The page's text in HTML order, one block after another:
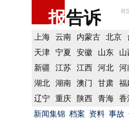
报告诉
上海 云南 内蒙古 北京
天津
宁夏 安徽 山东 山
新疆
江苏 江西 河北 河
湖北
湖南 澳门 甘肃 福
辽宁
重庆 陕西 青海 香
新闻集锦 档案 资料 事故